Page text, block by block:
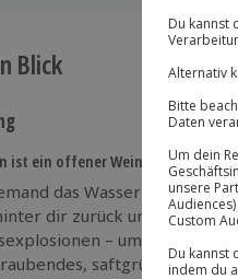
Blick
ist ein offener Wein
das Wasser reichen?
dir zurück und gönn‘
– umgeben von
saftgrünes